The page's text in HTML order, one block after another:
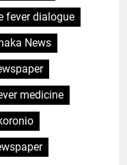
fever dialogue
News
medicine